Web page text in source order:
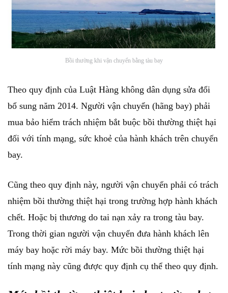
Bồi thường khi vận chuyển bằng tàu bay
Theo quy định của Luật Hàng không dân dụng sửa đổi
bổ sung năm 2014. Người vận chuyển (hãng bay) phải
mua bảo hiểm trách nhiệm bắt buộc bồi thường thiệt hại
đối với tính mạng, sức khoẻ của hành khách trên chuyến
bay.
Cũng theo quy định này, người vận chuyển phải có trách
nhiệm bồi thường thiệt hại trong trường hợp hành khách
chết. Hoặc bị thương do tai nạn xảy ra trong tàu bay.
Trong thời gian người vận chuyển đưa hành khách lên
máy bay hoặc rời máy bay. Mức bồi thường thiệt hại
tính mạng này cũng được quy định cụ thể theo quy định.